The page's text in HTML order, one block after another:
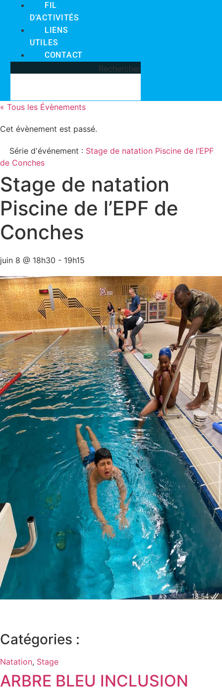
FIL
D’ACTIVITÉS
LIENS
UTILES
CONTACT
Rechercher
« Tous les Évènements
Cet évènement est passé.
Série d'événement : Stage de natation Piscine de l’EPF
de Conches
Stage de natation
Piscine de l’EPF de
Conches
juin 8 @ 18h30 - 19h15
Catégories :
Natation, Stage
ARBRE BLEU INCLUSION